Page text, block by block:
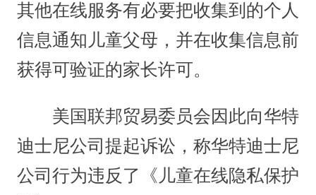
其他在线服务有必要把收集到的个人
信息通知儿童父母，并在收集信息前
获得可验证的家长许可。
美国联邦贸易委员会因此向华特
迪士尼公司提起诉讼，称华特迪士尼
公司行为违反了《儿童在线隐私保护